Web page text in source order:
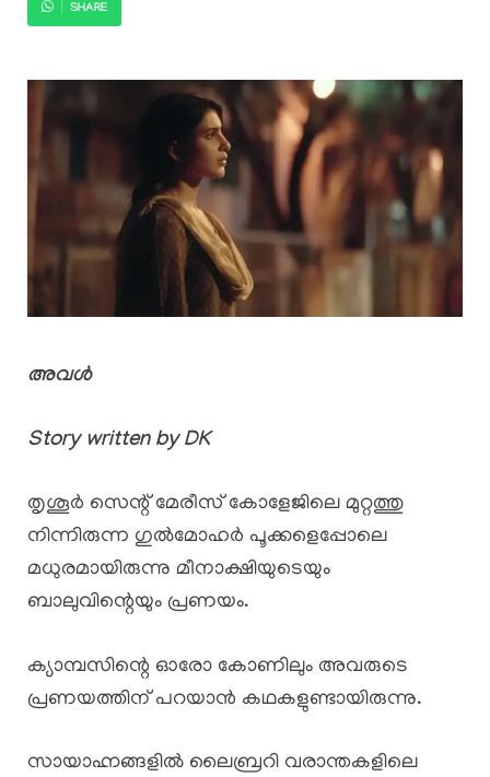
SHARE
അവൾ
Story written by DK
തൃശൂർ സെന്റ് മേരീസ് കോളേജിലെ മുറ്റത്തു
നിന്നിരുന്ന ഗുൽമോഹർ പൂക്കളെപ്പോലെ
മധുരമായിരുന്നു മീനാക്ഷിയുടെയും
ബാലുവിന്റെയും പ്രണയം.
ക്യാമ്പസിന്റെ ഓരോ കോണിലും അവരുടെ
പ്രണയത്തിന് പറയാൻ കഥകളുണ്ടായിരുന്നു.
സായാഹ്നങ്ങളിൽ ലൈബ്രറി വരാന്തകളിലെ